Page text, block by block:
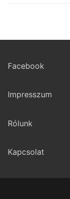
Facebook
Impresszum
Rólunk
Kapcsolat